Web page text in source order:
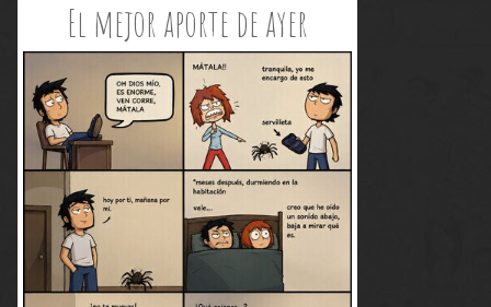
El mejor aporte de ayer